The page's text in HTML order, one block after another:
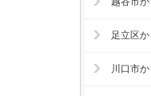
足立区
川口市